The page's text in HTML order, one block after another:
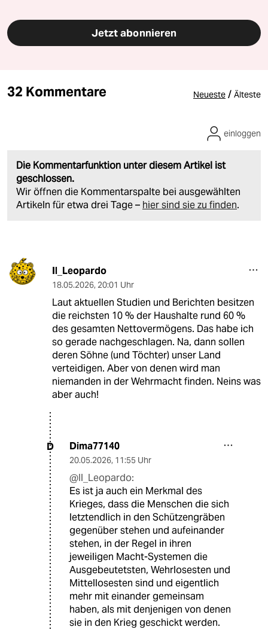
Jetzt abonnieren
32 Kommentare Neueste / Älteste
Die Kommentarfunktion unter diesem Artikel ist
geschlossen.
Wir öffnen die Kommentarspalte bei ausgewählten
Artikeln für etwa drei Tage – hier sind sie zu finden.
einloggen
Il_Leopardo
18.05.2026, 20:01 Uhr
Laut aktuellen Studien und Berichten besitzen
die reichsten 10 % der Haushalte rund 60 %
des gesamten Nettovermögens. Das habe ich
so gerade nachgeschlagen. Na, dann sollen
deren Söhne (und Töchter) unser Land
verteidigen. Aber von denen wird man
niemanden in der Wehrmacht finden. Neins was
aber auch!
D Dima77140
20.05.2026, 11:55 Uhr
@Il_Leopardo:
Es ist ja auch ein Merkmal des
Krieges, dass die Menschen die sich
letztendlich in den Schützengräben
gegenüber stehen und aufeinander
stehen, in der Regel in ihren
jeweiligen Macht-Systemen die
Ausgebeutetsten, Wehrlosesten und
Mittellosesten sind und eigentlich
mehr mit einander gemeinsam
haben, als mit denjenigen von denen
sie in den Krieg geschickt werden.